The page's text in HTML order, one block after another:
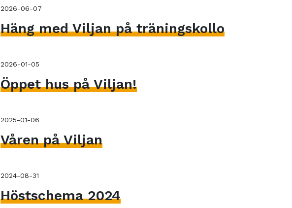
2026-06-07
Häng med Viljan på träningskollo
2026-01-05
Öppet hus på Viljan!
2025-01-06
Våren på Viljan
2024-08-31
Höstschema 2024